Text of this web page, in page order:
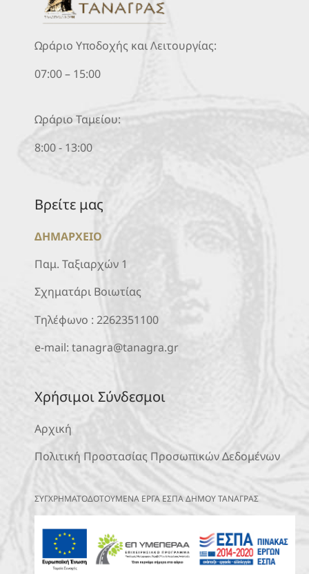
Ωράριο Υποδοχής και Λειτουργίας:
07:00 – 15:00
Ωράριο Ταμείου:
8:00 - 13:00
Βρείτε μας
ΔΗΜΑΡΧΕΙΟ
Παμ. Ταξιαρχών 1
Σχηματάρι Βοιωτίας
Τηλέφωνο : 2262351100
e-mail: tanagra@tanagra.gr
Χρήσιμοι Σύνδεσμοι
Αρχική
Πολιτική Προστασίας Προσωπικών Δεδομένων
ΣΥΓΧΡΗΜΑΤΟΔΟΤΟΥΜΕΝΑ ΕΡΓΑ ΕΣΠΑ ΔΗΜΟΥ ΤΑΝΑΓΡΑΣ